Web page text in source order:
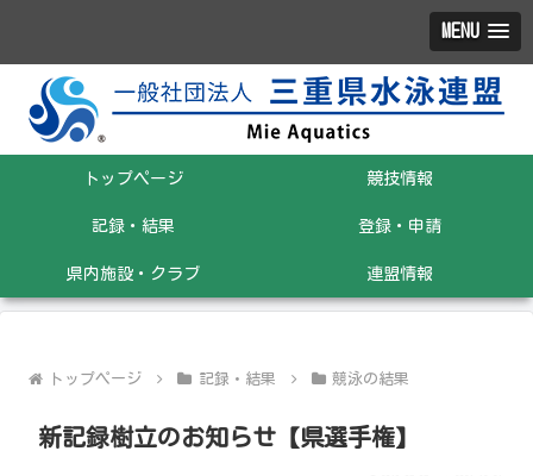
MENU
トップページ 競技情報
記録・結果 登録・申請
県内施設・クラブ 連盟情報
トップページ 記録・結果 競泳の結果
新記録樹立のお知らせ【県選手権】